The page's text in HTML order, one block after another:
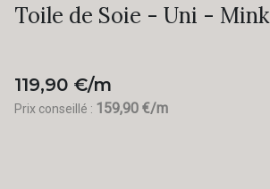
Toile de Soie - Uni - Mink
119,90 €/m
Prix conseillé : 159,90 €/m